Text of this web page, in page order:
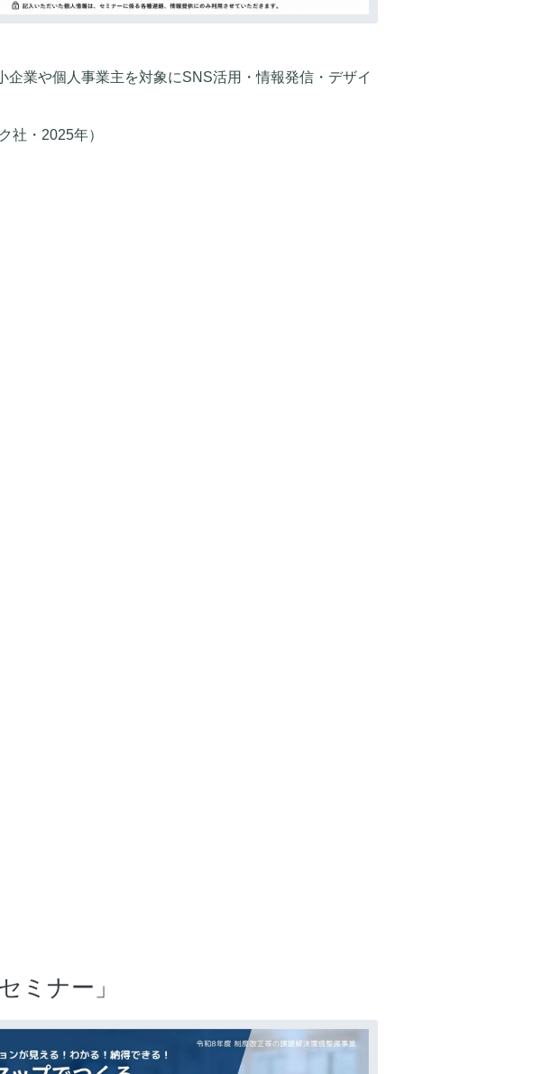
業や個人事業主を対象にSNS活用・情報発信・デザイ
社・2025年）
ミナー」